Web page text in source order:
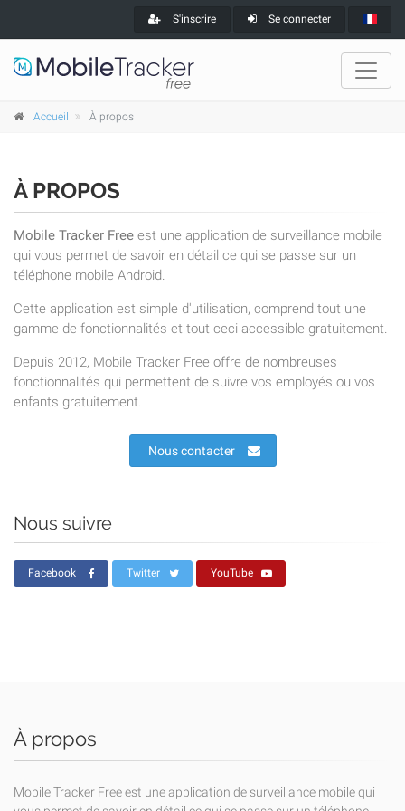
S'inscrire Se connecter
Accueil À propos
À PROPOS
Mobile Tracker Free est une application de surveillance mobile
qui vous permet de savoir en détail ce qui se passe sur un
téléphone mobile Android.
Cette application est simple d'utilisation, comprend tout une
gamme de fonctionnalités et tout ceci accessible gratuitement.
Depuis 2012, Mobile Tracker Free offre de nombreuses
fonctionnalités qui permettent de suivre vos employés ou vos
enfants gratuitement.
Nous contacter
Nous suivre
Facebook Twitter YouTube
À propos
Mobile Tracker Free est une application de surveillance mobile qui